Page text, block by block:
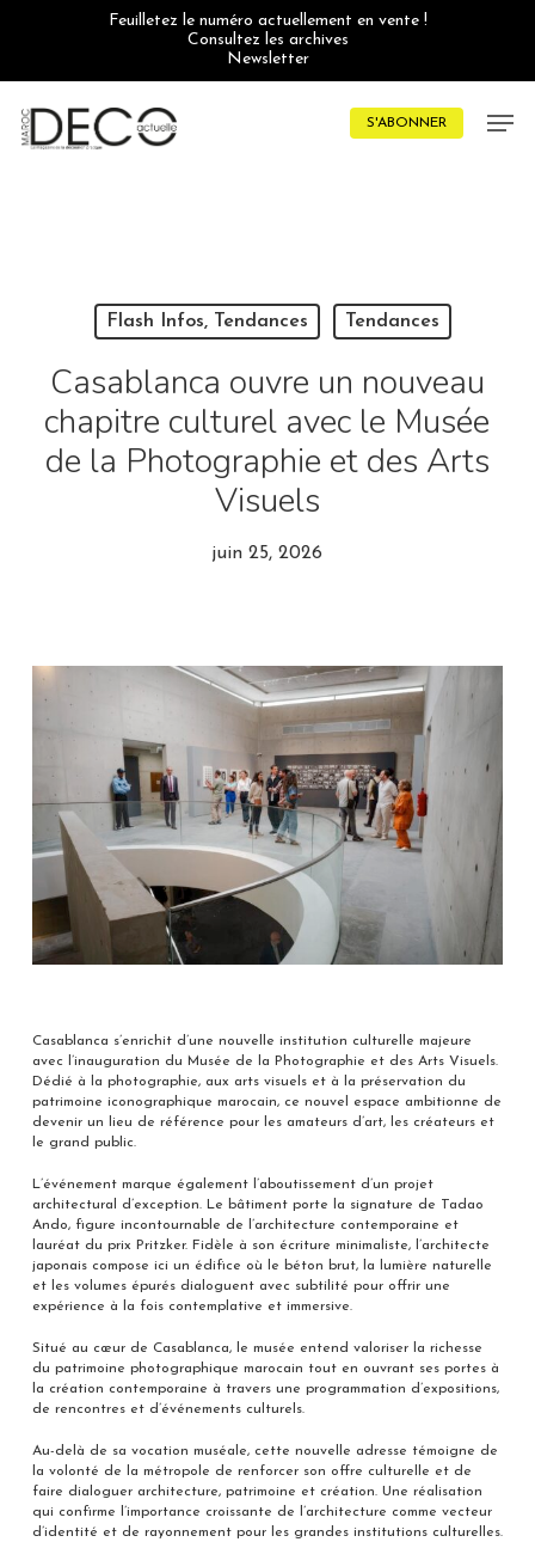
Feuilletez le numéro actuellement en vente !
Consultez les archives
Newsletter
S'ABONNER
Flash Infos, Tendances Tendances
Casablanca ouvre un nouveau
chapitre culturel avec le Musée
de la Photographie et des Arts
Visuels
juin 25, 2026
Casablanca s’enrichit d’une nouvelle institution culturelle majeure
avec l’inauguration du Musée de la Photographie et des Arts Visuels.
Dédié à la photographie, aux arts visuels et à la préservation du
patrimoine iconographique marocain, ce nouvel espace ambitionne de
devenir un lieu de référence pour les amateurs d’art, les créateurs et
le grand public.
L’événement marque également l’aboutissement d’un projet
architectural d’exception. Le bâtiment porte la signature de Tadao
Ando, figure incontournable de l’architecture contemporaine et
lauréat du prix Pritzker. Fidèle à son écriture minimaliste, l’architecte
japonais compose ici un édifice où le béton brut, la lumière naturelle
et les volumes épurés dialoguent avec subtilité pour offrir une
expérience à la fois contemplative et immersive.
Situé au cœur de Casablanca, le musée entend valoriser la richesse
du patrimoine photographique marocain tout en ouvrant ses portes à
la création contemporaine à travers une programmation d’expositions,
de rencontres et d’événements culturels.
Au-delà de sa vocation muséale, cette nouvelle adresse témoigne de
la volonté de la métropole de renforcer son offre culturelle et de
faire dialoguer architecture, patrimoine et création. Une réalisation
qui confirme l’importance croissante de l’architecture comme vecteur
d’identité et de rayonnement pour les grandes institutions culturelles.